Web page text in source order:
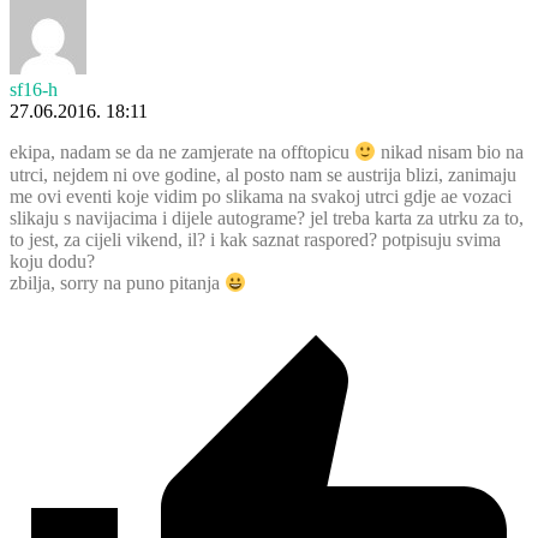
sf16-h
27.06.2016. 18:11
ekipa, nadam se da ne zamjerate na offtopicu
nikad nisam bio na
utrci, nejdem ni ove godine, al posto nam se austrija blizi, zanimaju
me ovi eventi koje vidim po slikama na svakoj utrci gdje ae vozaci
slikaju s navijacima i dijele autograme? jel treba karta za utrku za to,
to jest, za cijeli vikend, il? i kak saznat raspored? potpisuju svima
koju dodu?
zbilja, sorry na puno pitanja